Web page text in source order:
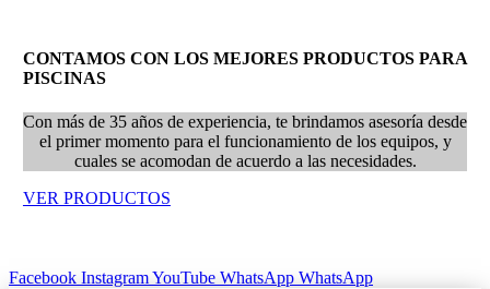
CONTAMOS CON LOS MEJORES PRODUCTOS PARA
PISCINAS
Con más de 35 años de experiencia, te brindamos asesoría desde
el primer momento para el funcionamiento de los equipos, y
cuales se acomodan de acuerdo a las necesidades.
VER PRODUCTOS
Facebook InstagramYouTube WhatsApp WhatsApp